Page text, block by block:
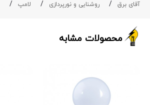
آقای برق روشنایی و نورپردازی لامپ
محصولات مشابه